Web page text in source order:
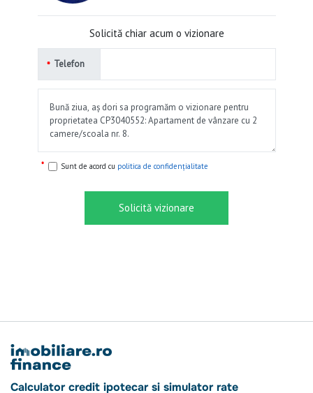
Solicită chiar acum o vizionare
Telefon
Sunt de acord cu politica de confidențialitate
Solicită vizionare